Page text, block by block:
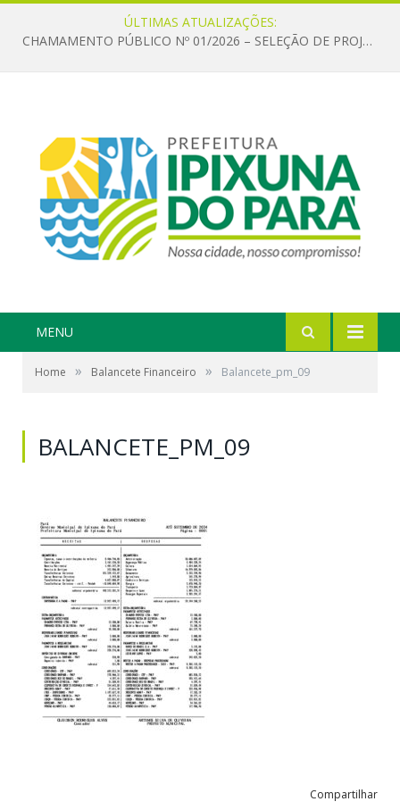
ÚLTIMAS ATUALIZAÇÕES:
CHAMAMENTO PÚBLICO Nº 01/2026 – SELEÇÃO DE PROJETOS PARA FIRMAR TERMO DE EXECUÇÃO CULTURAL COM RECURSOS DA POLÍTICA NACIONAL ALDIR BLANC DE FOMENTO À CULTURA – PNAB (LEI Nº 14.399/2022)
MENU
Home » Balancete Financeiro » Balancete_pm_09
BALANCETE_PM_09
Compartilhar